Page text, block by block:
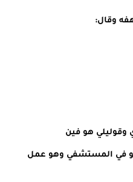
وقال:
هو فين
انو في المستشفي وهو عمل